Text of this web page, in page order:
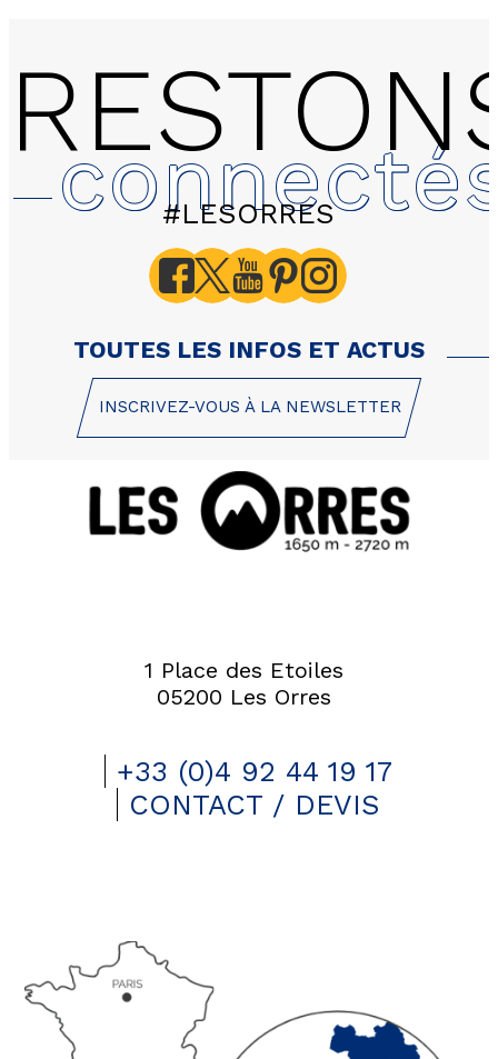
#LESORRES
TOUTES LES INFOS ET ACTUS
INSCRIVEZ-VOUS À LA NEWSLETTER
1 Place des Etoiles
05200 Les Orres
+33 (0)4 92 44 19 17
CONTACT / DEVIS